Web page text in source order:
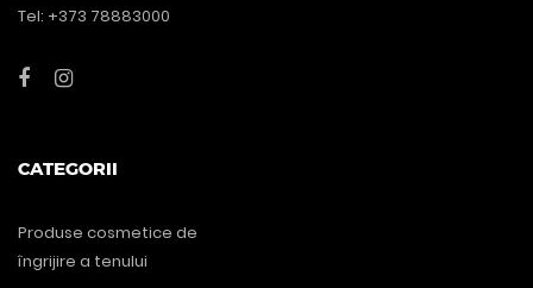
Tel: +373 78883000
CATEGORII
Produse cosmetice de
îngrijire a tenului